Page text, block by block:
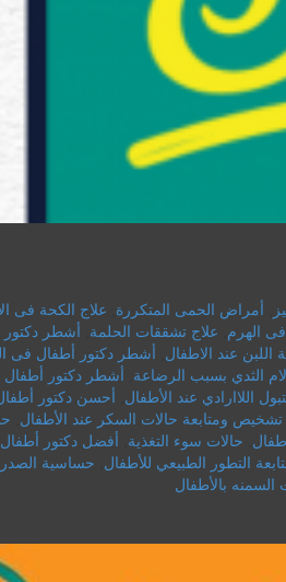
أمراض الحمى المتكررة علاج الكحة فى
الهرم علاج تشققات الحلمة أشطر دكتور
اللبن عند الاطفال أشطر دكتور أطفال فى
الثدي بسبب الرضاعة أشطر دكتور أطفال
اللاارادي عند الأطفال أحسن دكتور
تشخيص ومتابعة حالات السكر عند الأطفال
حالات سوء التغذية أفضل دكتور
التطور الطبيعي للأطفال حساسية الصدر
السمنه بالأطفال